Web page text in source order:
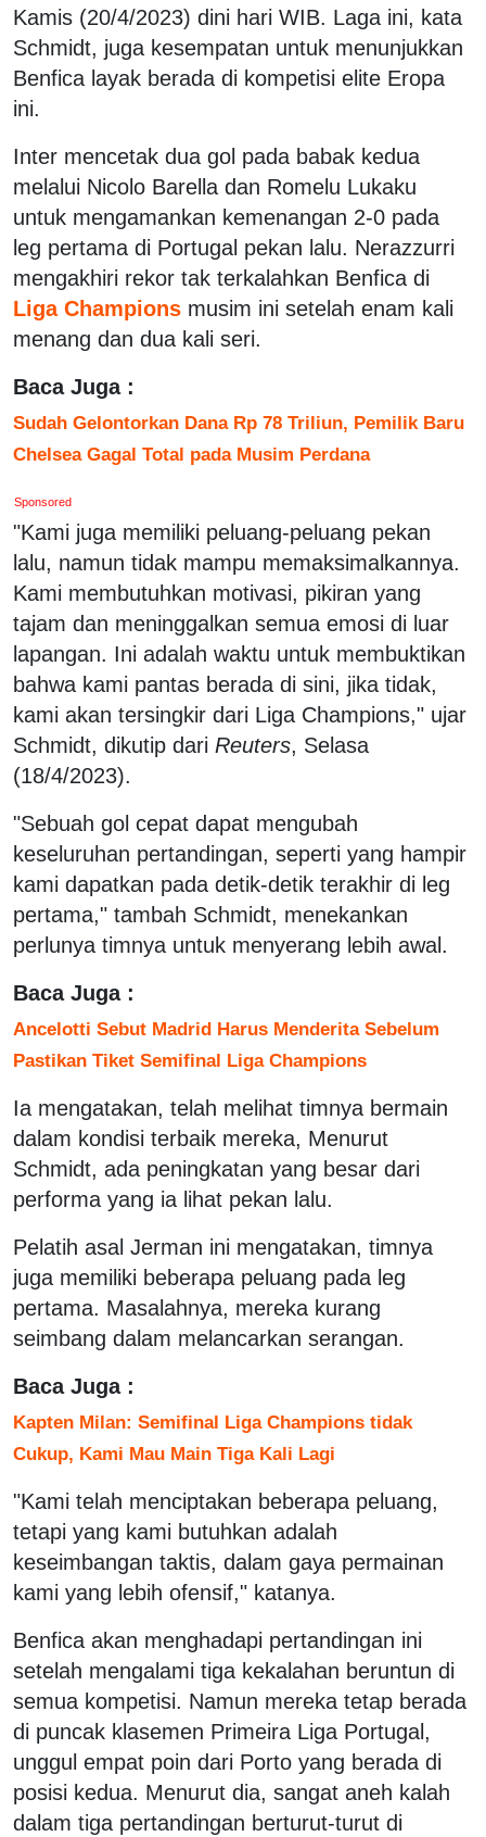
Kamis (20/4/2023) dini hari WIB. Laga ini, kata
Schmidt, juga kesempatan untuk menunjukkan
Benfica layak berada di kompetisi elite Eropa
ini.
Inter mencetak dua gol pada babak kedua
melalui Nicolo Barella dan Romelu Lukaku
untuk mengamankan kemenangan 2-0 pada
leg pertama di Portugal pekan lalu. Nerazzurri
mengakhiri rekor tak terkalahkan Benfica di
Liga Champions musim ini setelah enam kali
menang dan dua kali seri.
Baca Juga :
Sudah Gelontorkan Dana Rp 78 Triliun, Pemilik Baru
Chelsea Gagal Total pada Musim Perdana
Sponsored
"Kami juga memiliki peluang-peluang pekan
lalu, namun tidak mampu memaksimalkannya.
Kami membutuhkan motivasi, pikiran yang
tajam dan meninggalkan semua emosi di luar
lapangan. Ini adalah waktu untuk membuktikan
bahwa kami pantas berada di sini, jika tidak,
kami akan tersingkir dari Liga Champions," ujar
Schmidt, dikutip dari Reuters, Selasa
(18/4/2023).
"Sebuah gol cepat dapat mengubah
keseluruhan pertandingan, seperti yang hampir
kami dapatkan pada detik-detik terakhir di leg
pertama," tambah Schmidt, menekankan
perlunya timnya untuk menyerang lebih awal.
Baca Juga :
Ancelotti Sebut Madrid Harus Menderita Sebelum
Pastikan Tiket Semifinal Liga Champions
Ia mengatakan, telah melihat timnya bermain
dalam kondisi terbaik mereka, Menurut
Schmidt, ada peningkatan yang besar dari
performa yang ia lihat pekan lalu.
Pelatih asal Jerman ini mengatakan, timnya
juga memiliki beberapa peluang pada leg
pertama. Masalahnya, mereka kurang
seimbang dalam melancarkan serangan.
Baca Juga :
Kapten Milan: Semifinal Liga Champions tidak
Cukup, Kami Mau Main Tiga Kali Lagi
"Kami telah menciptakan beberapa peluang,
tetapi yang kami butuhkan adalah
keseimbangan taktis, dalam gaya permainan
kami yang lebih ofensif," katanya.
Benfica akan menghadapi pertandingan ini
setelah mengalami tiga kekalahan beruntun di
semua kompetisi. Namun mereka tetap berada
di puncak klasemen Primeira Liga Portugal,
unggul empat poin dari Porto yang berada di
posisi kedua. Menurut dia, sangat aneh kalah
dalam tiga pertandingan berturut-turut di